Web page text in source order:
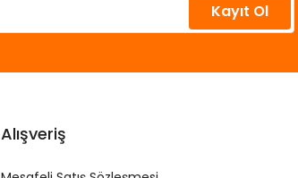
Kayıt Ol
Alışveriş